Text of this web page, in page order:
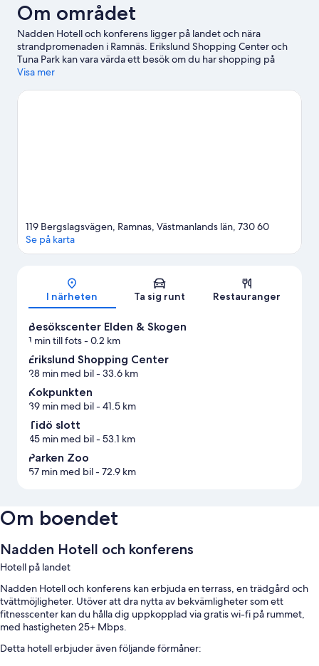
Om området
Nadden Hotell och konferens ligger på landet och nära
strandpromenaden i Ramnäs. Erikslund Shopping Center och
Tuna Park kan vara värda ett besök om du har shopping på
programmet, och den som föredrar att se områdets
Silvergruva och Tidö slott är två andra rekommenderade platser
Visa mer
Karta
119 Bergslagsvägen, Ramnas, Västmanlands län, 730 60
Se på karta
I närheten Ta sig runt Restauranger
Besökscenter Elden & Skogen
1 min till fots- 0.2 km
Erikslund Shopping Center
28 min med bil- 33.6 km
Kokpunkten
39 min med bil- 41.5 km
Tidö slott
45 min med bil- 53.1 km
Parken Zoo
57 min med bil- 72.9 km
Om boendet
Nadden Hotell och konferens
Hotell på landet
Nadden Hotell och konferens kan erbjuda en terrass, en trädgård och
tvättmöjligheter. Utöver att dra nytta av bekvämligheter som ett
fitnesscenter kan du hålla dig uppkopplad via gratis wi-fi på rummet,
med hastigheten 25+ Mbps.
Detta hotell erbjuder även följande förmåner: